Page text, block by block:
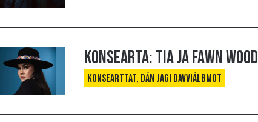
Konsearta: Tia ja Fawn Wood
Konsearttat, Dán jagi davviálbmot